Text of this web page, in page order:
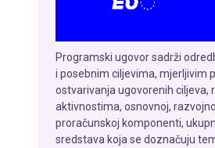
Programski ugovor sadrži
i posebnim ciljevima, mjerljivim
ostvarivanja ugovorenih ciljeva,
aktivnostima, osnovnoj,
proračunskoj komponenti,
sredstava koja se doznačuju